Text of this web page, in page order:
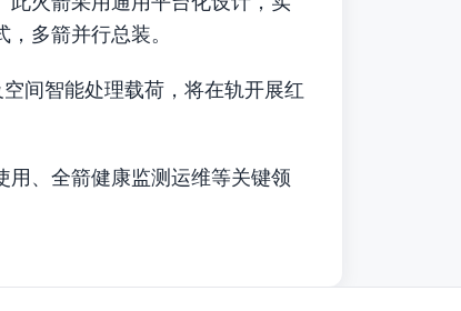
多箭并行总装。
间智能处理载荷，将在轨开展红
用、全箭健康监测运维等关键领